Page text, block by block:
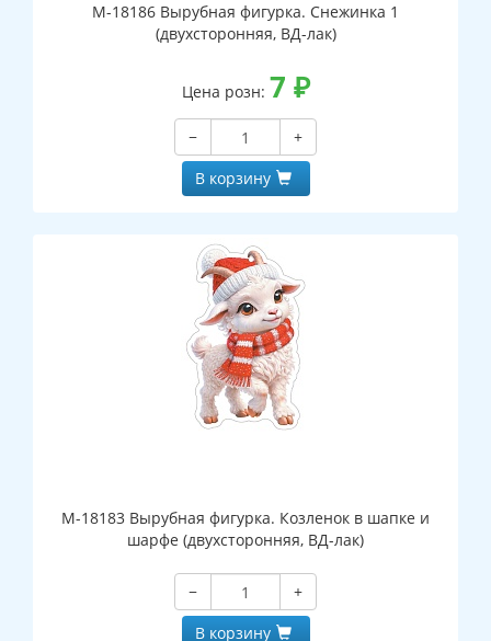
М-18186 Вырубная фигурка. Снежинка 1
(двухсторонняя, ВД-лак)
Цена розн: 7 ₽
−
+
В корзину
М-18183 Вырубная фигурка. Козленок в шапке и
шарфе (двухсторонняя, ВД-лак)
−
+
В корзину